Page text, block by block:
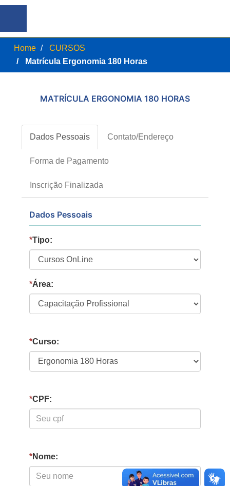
Home
CURSOS
Matrícula Ergonomia 180 Horas
MATRÍCULA ERGONOMIA 180 HORAS
Dados Pessoais Contato/Endereço
Forma de Pagamento
Inscrição Finalizada
Dados Pessoais
*Tipo:
*Área:
*Curso:
*CPF:
*Nome: